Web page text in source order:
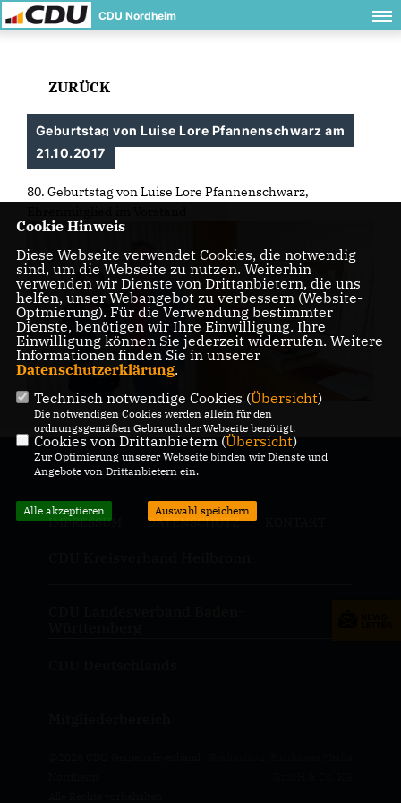
CDU Nordheim
ZURÜCK
Geburtstag von Luise Lore Pfannenschwarz am
21.10.2017
80. Geburtstag von Luise Lore Pfannenschwarz,
IMPRESSUM DATENSCHUTZ
Cookie Hinweis
Diese Webseite verwendet Cookies, die notwendig
sind, um die Webseite zu nutzen. Weiterhin
verwenden wir Dienste von Drittanbietern, die uns
helfen, unser Webangebot zu verbessern (Website-
Optmierung). Für die Verwendung bestimmter
Dienste, benötigen wir Ihre Einwilligung. Ihre
Einwilligung können Sie jederzeit widerrufen. Weitere
Informationen finden Sie in unserer
Datenschutzerklärung.
Technisch notwendige Cookies (Übersicht)
Die notwendigen Cookies werden allein für den
ordnungsgemäßen Gebrauch der Webseite benötigt.
Cookies von Drittanbietern (Übersicht)
Zur Optimierung unserer Webseite binden wir Dienste und
Angebote von Drittanbietern ein.
Alle akzeptieren Auswahl speichern